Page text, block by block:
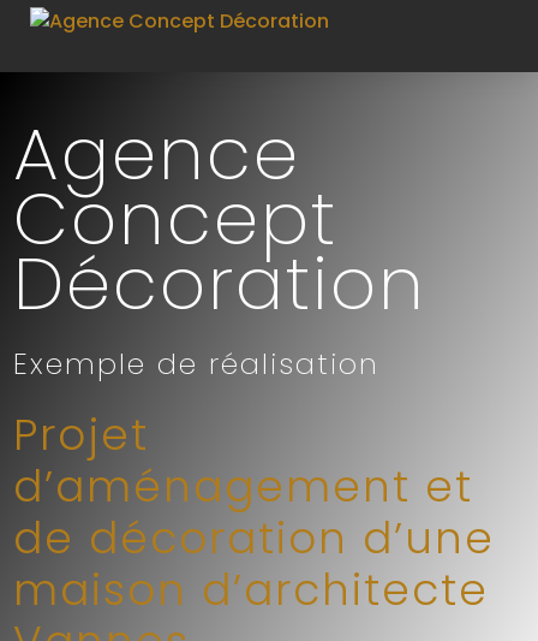
Agence
Concept
Décoration
Exemple de réalisation
Projet
d’aménagement et
de décoration d’une
maison d’architecte